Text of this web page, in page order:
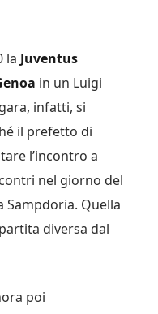
la Juventus
in un Luigi
infatti, si
il prefetto di
l’incontro a
nel giorno del
Sampdoria. Quella
diversa dal
poi